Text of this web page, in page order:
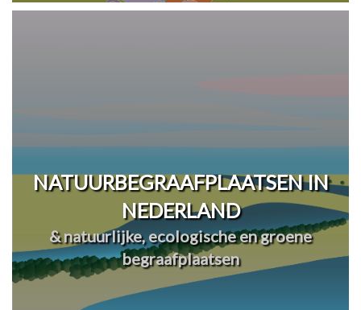
NATUURBEGRAAFPLAATSEN IN
NEDERLAND
& natuurlijke, ecologische en groene
begraafplaatsen